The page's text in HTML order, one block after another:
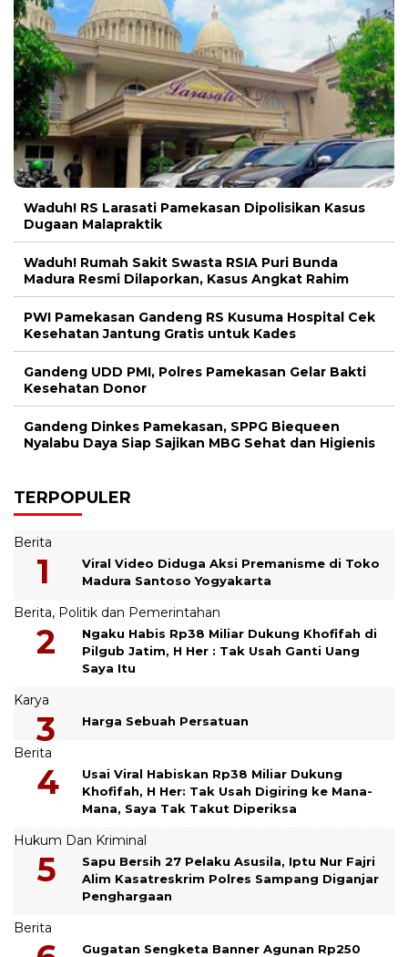
Waduh! RS Larasati Pamekasan Dipolisikan Kasus
Dugaan Malapraktik
Waduh! Rumah Sakit Swasta RSIA Puri Bunda
Madura Resmi Dilaporkan, Kasus Angkat Rahim
PWI Pamekasan Gandeng RS Kusuma Hospital Cek
Kesehatan Jantung Gratis untuk Kades
Gandeng UDD PMI, Polres Pamekasan Gelar Bakti
Kesehatan Donor
Gandeng Dinkes Pamekasan, SPPG Biequeen
Nyalabu Daya Siap Sajikan MBG Sehat dan Higienis
TERPOPULER
Berita
Viral Video Diduga Aksi Premanisme di Toko
Madura Santoso Yogyakarta
Berita, Politik dan Pemerintahan
Ngaku Habis Rp38 Miliar Dukung Khofifah di
Pilgub Jatim, H Her : Tak Usah Ganti Uang
Saya Itu
Karya
Harga Sebuah Persatuan
Berita
Usai Viral Habiskan Rp38 Miliar Dukung
Khofifah, H Her: Tak Usah Digiring ke Mana-
Mana, Saya Tak Takut Diperiksa
Hukum Dan Kriminal
Sapu Bersih 27 Pelaku Asusila, Iptu Nur Fajri
Alim Kasatreskrim Polres Sampang Diganjar
Penghargaan
Berita
Gugatan Sengketa Banner Agunan Rp250